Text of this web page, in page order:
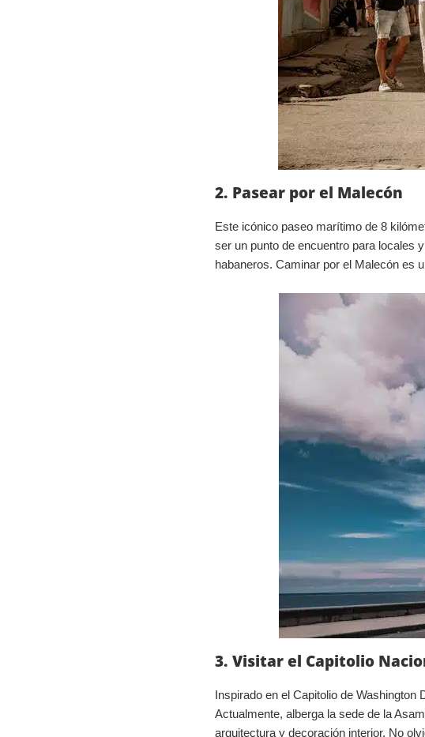
2. Pasear por el Malecón
Este icónico paseo marítimo de 8
ser un punto de encuentro para locales
habaneros. Caminar por el Malecón es
3. Visitar el Capitolio
Inspirado en el Capitolio de
Actualmente, alberga la sede de la
arquitectura y decoración interior. No